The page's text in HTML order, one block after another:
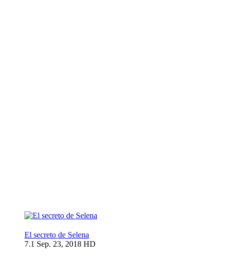
El secreto de Selena
7.1 Sep. 23, 2018 HD